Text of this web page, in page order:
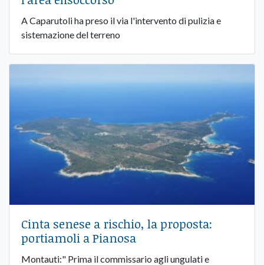
A Caparutoli ha preso il via l'intervento di pulizia e
sistemazione del terreno
Cinta senese a rischio, la proposta:
portiamoli a Pianosa
Montauti:" Prima il commissario agli ungulati e